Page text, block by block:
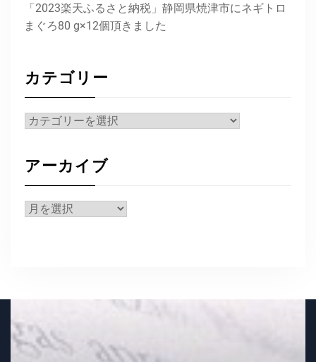
「2023楽天ふるさと納税」静岡県焼津市にネギトロ
まぐろ80 g×12個頂きました
カテゴリー
カ
リ
ー
アーカイブ
ア